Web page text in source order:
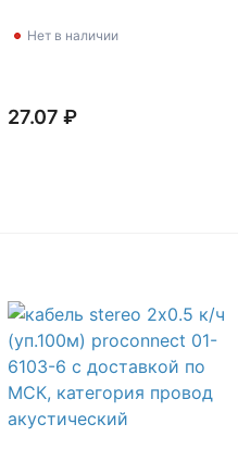
PROCONNECT 01-2401-6
Нет в наличии
27.07 ₽